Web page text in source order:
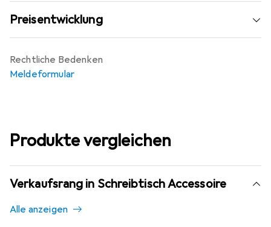
Preisentwicklung
Rechtliche Bedenken
Meldeformular
Produkte vergleichen
Verkaufsrang in Schreibtisch Accessoire
Alle anzeigen